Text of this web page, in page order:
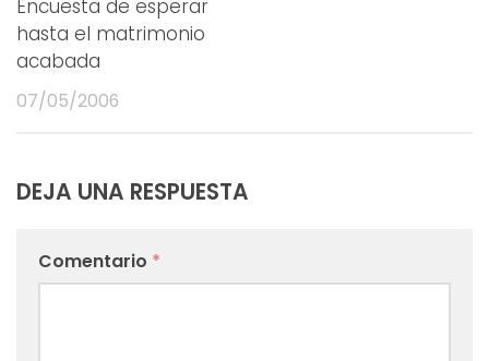
Encuesta de esperar
hasta el matrimonio
acabada
07/05/2006
DEJA UNA RESPUESTA
Comentario *